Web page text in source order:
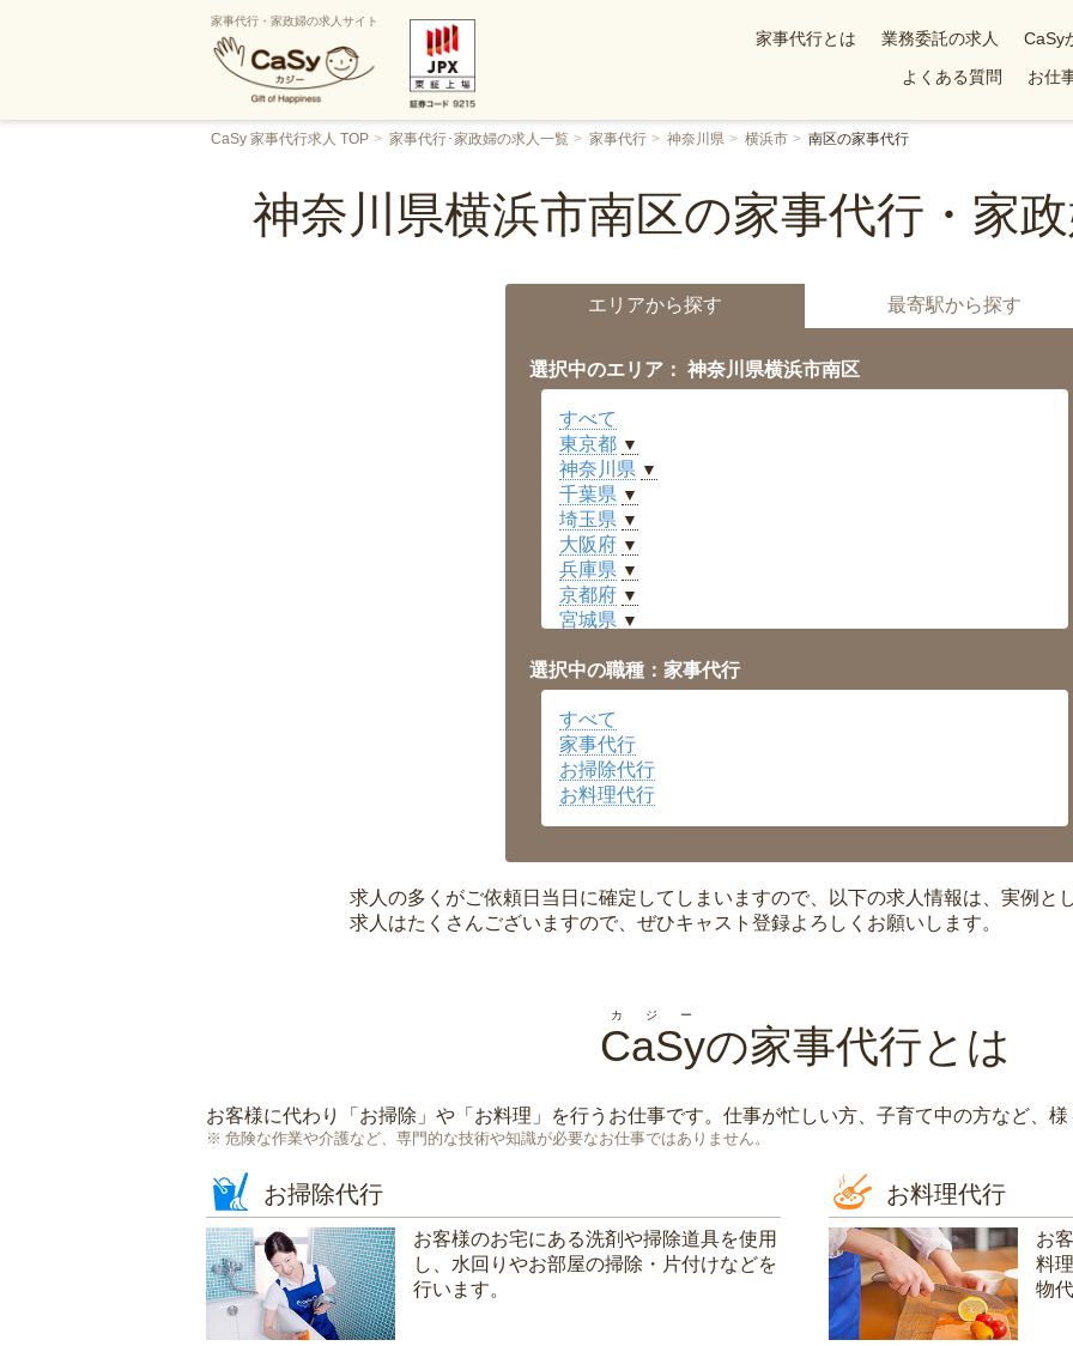
家事代行・家政婦の求人サイト
家事代行とは 業務委託の求人
CaSy
よくある質問
お仕
CaSy 家事代行求人 TOP 家事代行･家政婦の求人一覧 家事代行 神奈川県 横浜市 南区の家事代行
神奈川県横浜市南区の家事代行・家
エリアから探す 最寄駅から探す
選択中のエリア： 神奈川県横浜市南区
すべて
東京都 ▼
神奈川県 ▼
千葉県 ▼
埼玉県 ▼
大阪府 ▼
兵庫県 ▼
京都府 ▼
宮城県 ▼
福井県 ▼
岡山県 ▼
広島県
沖縄県 ▼
選択中の職種：家事代行
すべて
家事代行
お掃除代行
お料理代行
求人の多くがご依頼日当日に確定してしまいますので、以下の求人情報は、実例と
求人はたくさんございますので、ぜひキャスト登録よろしくお願いします。
CaSy
カジー
の家事代行とは
お客様に代わり「 お掃除 」や「 お料理 」を行うお仕事です。仕事が忙しい方、子育て中の方など、
危険な作業や介護など、専門的な技術や知識が必要なお仕事ではありません。
お掃除代行
お客様のお宅にある洗剤や掃除道具を使用
し、水回りやお部屋の掃除・片付けなどを
行います。
お料理代行
お
料
物